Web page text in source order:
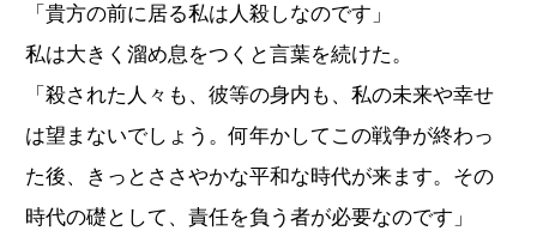
「貴方の前に居る私は人殺しなのです」
私は大きく溜め息をつくと言葉を続けた。
「殺された人々も、彼等の身内も、私の未来や幸せ
は望まないでしょう。何年かしてこの戦争が終わっ
た後、きっとささやかな平和な時代が来ます。その
時代の礎として、責任を負う者が必要なのです」